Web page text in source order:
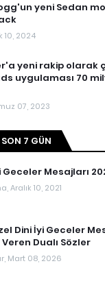
yeni Sedan
10, 2024
yeni rakip olarak
uygulaması 70
07, 2023
SON 7 GÜN
Geceler Mesajları
Aralık 10, 2021
Dini İyi Geceler
Dualı Sözler
Mart 08, 2026